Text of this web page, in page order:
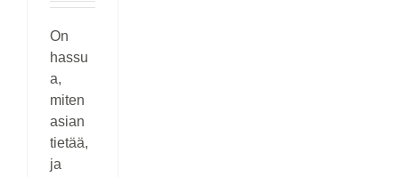
On
hassu
a,
miten
asian
tietää,
ja